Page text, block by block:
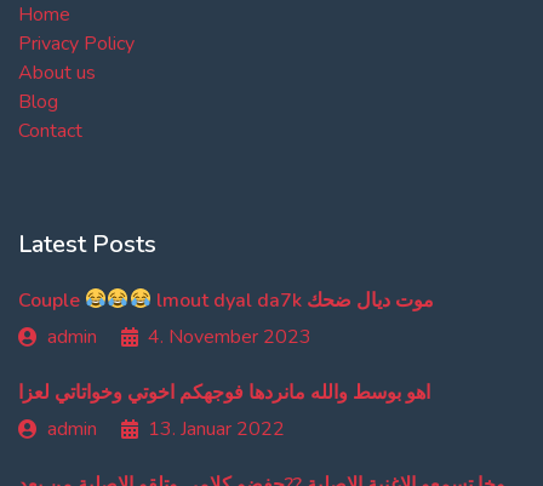
Home
Privacy Policy
About us
Blog
Contact
Latest Posts
Couple
lmout dyal da7k موت ديال ضحك
admin
4. November 2023
اهو بوسط والله مانردها فوجهكم اخوتي وخواتاتي لعزا
admin
13. Januar 2022